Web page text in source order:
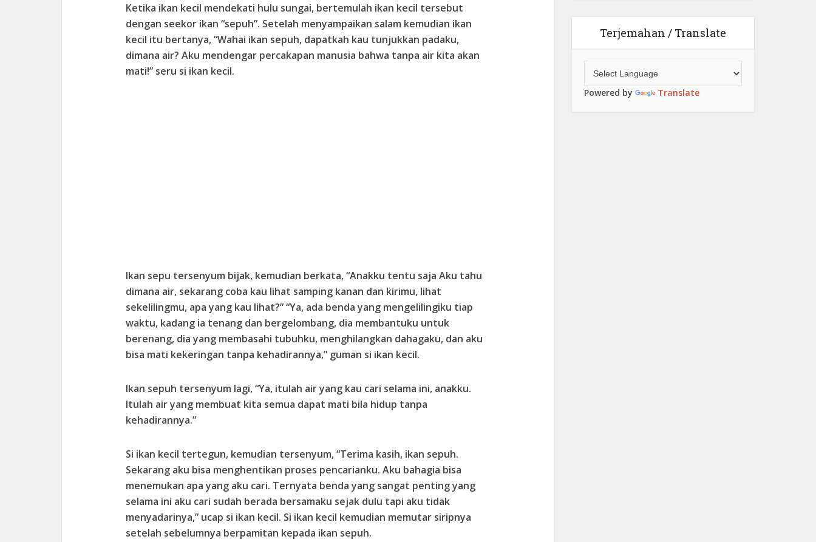
Ketika ikan kecil mendekati hulu sungai, bertemulah ikan kecil tersebut
dengan seekor ikan “sepuh”. Setelah menyampaikan salam kemudian ikan
kecil itu bertanya, “Wahai ikan sepuh, dapatkah kau tunjukkan padaku,
dimana air? Aku mendengar percakapan manusia bahwa tanpa air kita akan
mati!” seru si ikan kecil.
Ikan sepu tersenyum bijak, kemudian berkata, “Anakku tentu saja Aku tahu
dimana air, sekarang coba kau lihat samping kanan dan kirimu, lihat
sekelilingmu, apa yang kau lihat?” “Ya, ada benda yang mengelilingiku tiap
waktu, kadang ia tenang dan bergelombang, dia membantuku untuk
berenang, dia yang membasahi tubuhku, menghilangkan dahagaku, dan aku
bisa mati kekeringan tanpa kehadirannya,” guman si ikan kecil.
Ikan sepuh tersenyum lagi, “Ya, itulah air yang kau cari selama ini, anakku.
Itulah air yang membuat kita semua dapat mati bila hidup tanpa
kehadirannya.”
Si ikan kecil tertegun, kemudian tersenyum, “Terima kasih, ikan sepuh.
Sekarang aku bisa menghentikan proses pencarianku. Aku bahagia bisa
menemukan apa yang aku cari. Ternyata benda yang sangat penting yang
selama ini aku cari sudah berada bersamaku sejak dulu tapi aku tidak
menyadarinya,” ucap si ikan kecil. Si ikan kecil kemudian memutar siripnya
setelah sebelumnya berpamitan kepada ikan sepuh.
Terjemahan / Translate
Powered by Translate